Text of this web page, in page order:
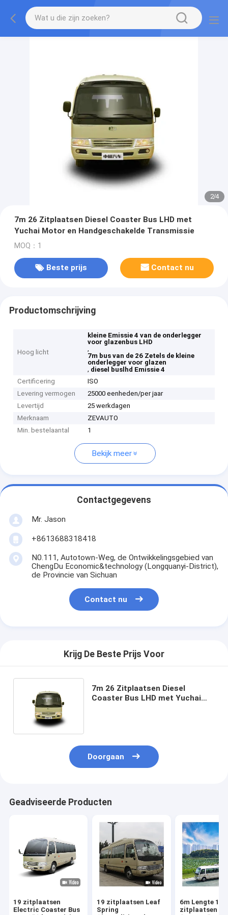
2/4
7m 26 Zitplaatsen Diesel Coaster Bus LHD met
Yuchai Motor en Handgeschakelde Transmissie
MOQ：1
Beste prijs Contact nu
Productomschrijving
Hoog licht
kleine Emissie 4 van de onderlegger
voor glazenbus LHD
,
7m bus van de 26 Zetels de kleine
onderlegger voor glazen
, diesel buslhd Emissie 4
Certificering
ISO
Levering vermogen
25000 eenheden/per jaar
Levertijd
25 werkdagen
Merknaam
ZEVAUTO
Min. bestelaantal
1
Bekijk meer
Contactgegevens
Mr. Jason
+8613688318418
N0.111, Autotown-Weg, de Ontwikkelingsgebied van
ChengDu Economic&technology (Longquanyi-District),
de Provincie van Sichuan
Contact nu
Krijg De Beste Prijs Voor
7m 26 Zitplaatsen Diesel
Coaster Bus LHD met Yuchai
Doorgaan
Geadviseerde Producten
19 zitplaatsen
Electric Coaster Bus
19 zitplaatsen Leaf
Spring
6m Lengte 19
zitplaatsen